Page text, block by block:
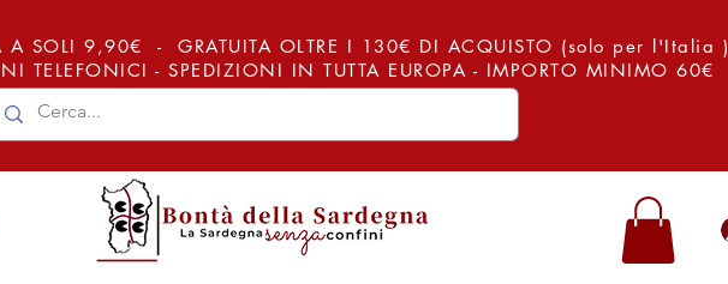
A SOLI 9,90€ - GRATUITA OLTRE I 130€ DI ACQUISTO (solo per l'Italia )
TELEFONICI - SPEDIZIONI IN TUTTA EUROPA - IMPORTO MINIMO 60€